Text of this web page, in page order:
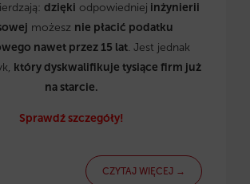
dzięki odpowiedniej inżynierii
możesz nie płacić podatku
nawet przez 15 lat. Jest jednak
który dyskwalifikuje tysiące firm już
na starcie.
Sprawdź szczegóły!
CZYTAJ WIĘCEJ →